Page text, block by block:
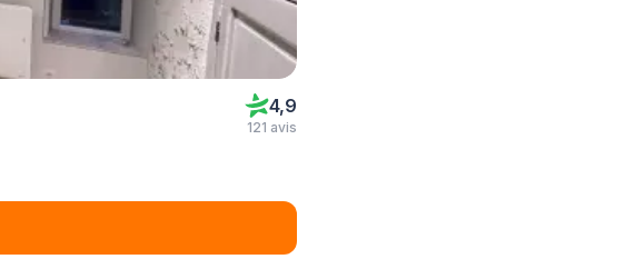
4,9
121 avis